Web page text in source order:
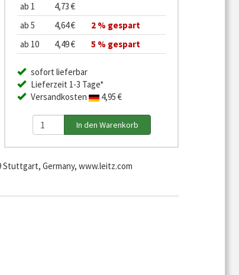
ab 1
4,73 €
ab 5
4,64 €
2 % gespart
ab 10
4,49 € 5 % gespart
sofort lieferbar
Lieferzeit 1-3 Tage*
Versandkosten
4,95 €
Stuttgart, Germany, www.leitz.com